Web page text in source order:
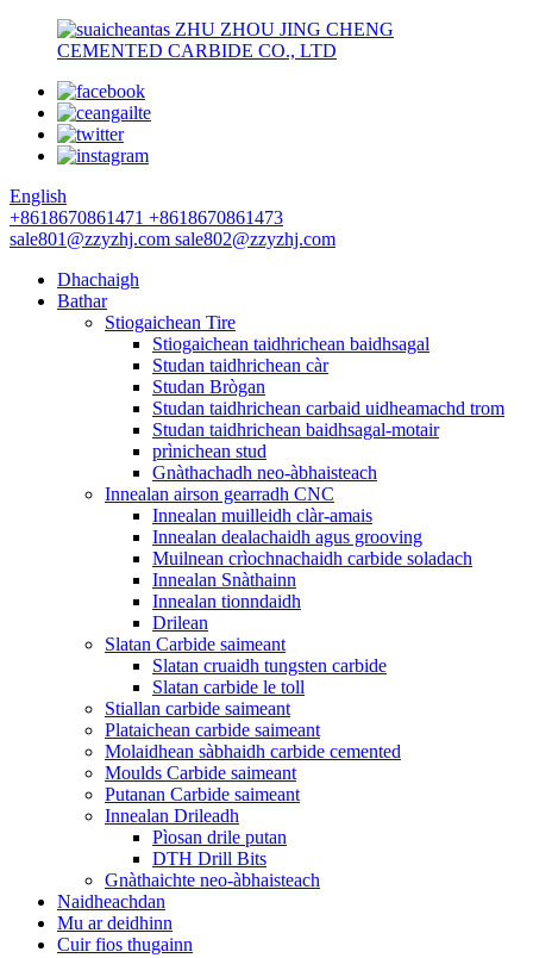
ZHU ZHOU JING CHENG
CEMENTED CARBIDE CO., LTD
English
+8618670861471 +8618670861473
sale801@zzyzhj.com sale802@zzyzhj.com
Dhachaigh
Bathar
Stiogaichean Tire
Stiogaichean taidhrichean baidhsagal
Studan taidhrichean càr
Studan Brògan
Studan taidhrichean carbaid uidheamachd trom
Studan taidhrichean baidhsagal-motair
prìnichean stud
Gnàthachadh neo-àbhaisteach
Innealan airson gearradh CNC
Innealan muilleidh clàr-amais
Innealan dealachaidh agus grooving
Muilnean crìochnachaidh carbide soladach
Innealan Snàthainn
Innealan tionndaidh
Drilean
Slatan Carbide saimeant
Slatan cruaidh tungsten carbide
Slatan carbide le toll
Stiallan carbide saimeant
Plataichean carbide saimeant
Molaidhean sàbhaidh carbide cemented
Moulds Carbide saimeant
Putanan Carbide saimeant
Innealan Drileadh
Pìosan drile putan
DTH Drill Bits
Gnàthaichte neo-àbhaisteach
Naidheachdan
Mu ar deidhinn
Cuir fios thugainn